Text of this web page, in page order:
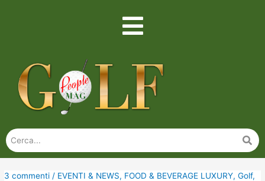
3 commenti / EVENTI & NEWS, FOOD & BEVERAGE LUXURY,Golf,